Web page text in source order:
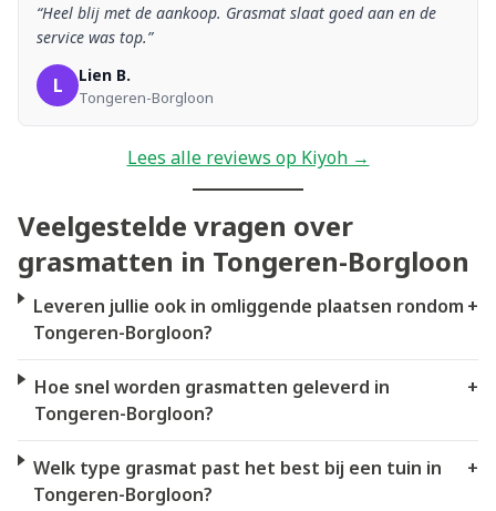
“Heel blij met de aankoop. Grasmat slaat goed aan en de
service was top.”
L Lien B.
Tongeren-Borgloon
Lees alle reviews op Kiyoh →
Veelgestelde vragen over
grasmatten in Tongeren-Borgloon
Leveren jullie ook in omliggende plaatsen rondom
Tongeren-Borgloon?
+
Hoe snel worden grasmatten geleverd in
Tongeren-Borgloon?
+
Welk type grasmat past het best bij een tuin in
Tongeren-Borgloon?
+